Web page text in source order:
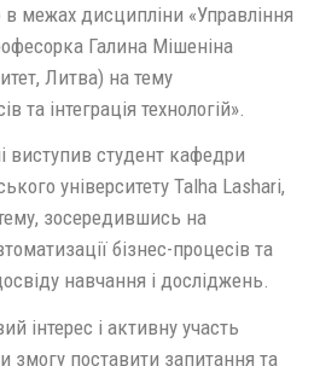
межах дисципліни «Управління
Галина Мішеніна
Литва) на тему
та інтеграція технологій».
виступив студент кафедри
університету Talha Lashari,
зосередившись на
бізнес-процесів та
навчання і досліджень.
інтерес і активну участь
змогу поставити запитання та